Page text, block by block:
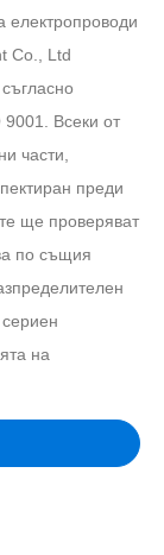
електропроводи
Co., Ltd
9001. Всеки от
части,
преди
ще проверяват
по същия
на